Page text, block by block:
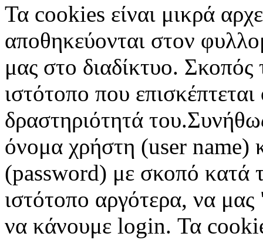
Τα cookies είναι μικρά
αποθηκεύονται στον
μας στο διαδίκτυο. Σκοπός
ιστότοπο που
δραστηριότητά
όνομα χρήστη (user name)
(password) με σκοπό κατά
ιστότοπο αργότερα, να μας
να κάνουμε login. Τα